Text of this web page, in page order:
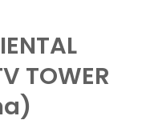
TOWER